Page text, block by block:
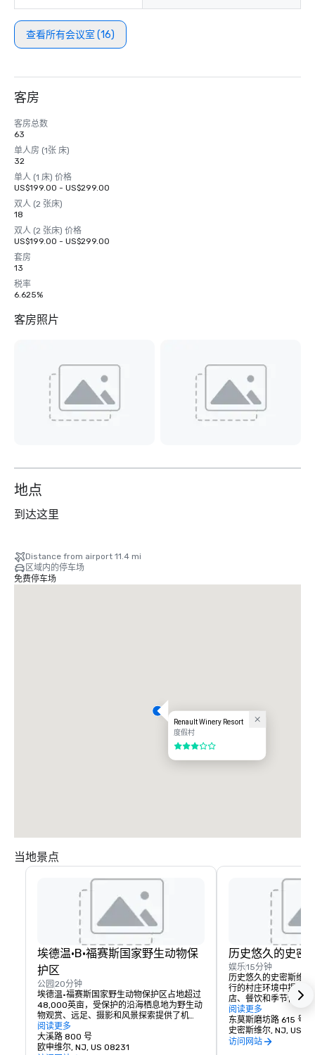
查看所有会议室 (16)
客房
客房总数
63
单人房 (1张 床)
32
单人 (1 床) 价格
US$199.00 - US$299.00
双人 (2 张床)
18
双人 (2 张床) 价格
US$199.00 - US$299.00
套房
13
税率
6.625%
客房照片
地点
到达这里
Distance from airport 11.4 mi
区域内的停车场
免费停车场
Renault Winery Resort
度假村
3/5
当地景点
埃德温·B·福赛斯国家野生动物保
护区
公园 20分钟
埃德温·福赛斯国家野生动物保护区占地超过
48,000英亩，受保护的沿海栖息地为野生动
物观赏、远足、摄影和风景探索提供了机
会。其野生动物大道和步道为与会者提供了
宁静的户外体验，可以补充在南泽西举行的
会议、度假和长期停留。
阅读更多
大溪路 800 号
欧申维尔, NJ, US 08231
历史悠久的史密
娱乐15分钟
历史悠久的史密斯维
行的村庄环境中提供
店、餐饮和季节性活
村长期逗留期间，该
提供了购物、用餐和
阅读更多
东莫斯磨坊路 615 号
史密斯维尔, NJ, US
访问网站